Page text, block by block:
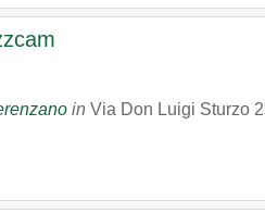
in Via Don Luigi Sturzo